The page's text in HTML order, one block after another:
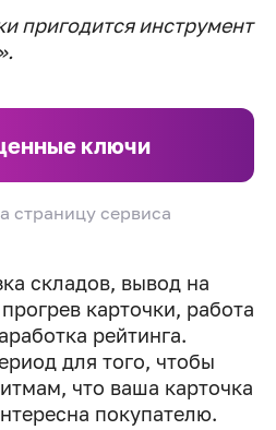
пригодится инструмент
ключи
страницу сервиса
складов, вывод на
карточки, работа
рейтинга.
для того, чтобы
что ваша карточка
покупателю.